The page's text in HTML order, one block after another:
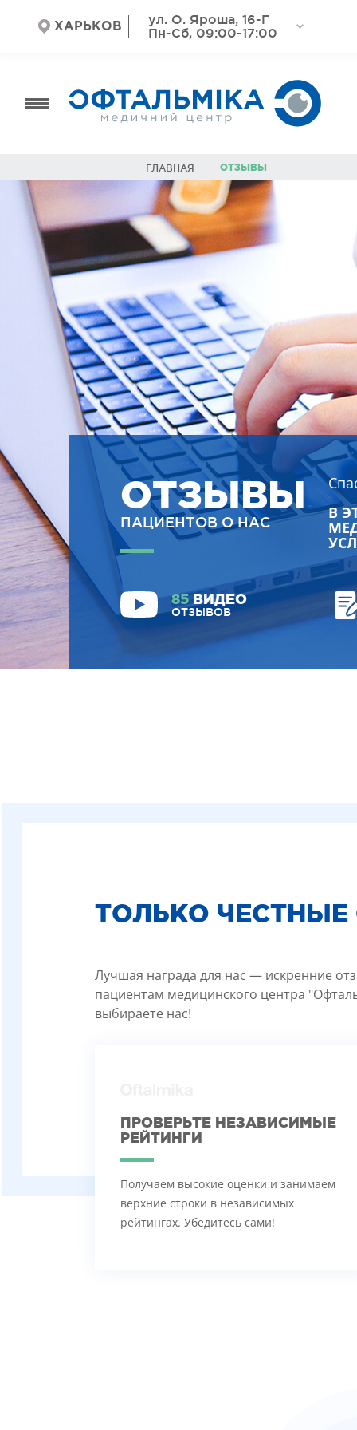
ХАРЬКОВ
ул. О. Яроша, 16-Г
Пн-Сб, 09:00-17:00
ГЛАВНАЯ ОТЗЫВЫ
ОТЗЫВЫ
ПАЦИЕНТОВ О НАС
В
85 ВИДЕО
ОТЗЫВОВ
ТОЛЬКО
Лучшая награда для нас — искренние
пациентам медицинского центра
выбираете нас!
ПРОВЕРЬТЕ НЕЗАВИСИМЫЕ
РЕЙТИНГИ
Получаем высокие оценки и занимаем
верхние строки в независимых
рейтингах. Убедитесь сами!